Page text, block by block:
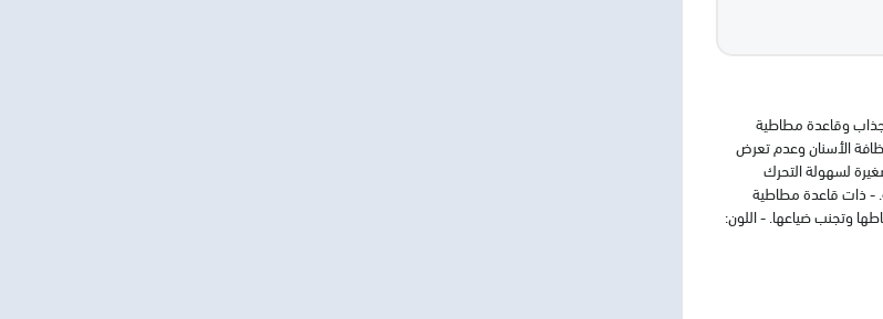
وقاعدة مطاطية
الأسنان وعدم تعرض
لسهولة التحرك
- ذات قاعدة مطاطية
وتجنب ضياعها.​ - اللون: